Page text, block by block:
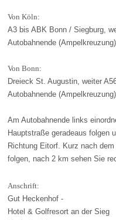
Von Köln:
A3 bis ABK Bonn / Siegburg,
Autobahnende (Ampelkreuzung)
Von Bonn:
Dreieck St. Augustin, weiter
Autobahnende (Ampelkreuzung)
Am Autobahnende links
Hauptstraße geradeaus folgen
Richtung Eitorf. Kurz nach
folgen, nach 2 km sehen Sie
Anschrift:
Gut Heckenhof -
Hotel & Golfresort an der Sieg